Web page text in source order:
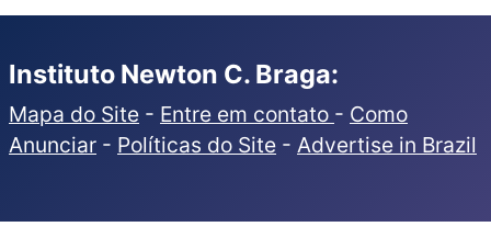
Instituto Newton C. Braga:
Mapa do Site - Entre em contato - Como
Anunciar - Políticas do Site - Advertise in Brazil